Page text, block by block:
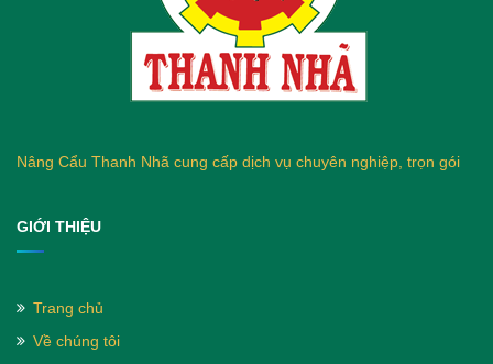
Nâng Cẩu Thanh Nhã cung cấp dịch vụ chuyên nghiệp, trọn gói
GIỚI THIỆU
Trang chủ
Về chúng tôi